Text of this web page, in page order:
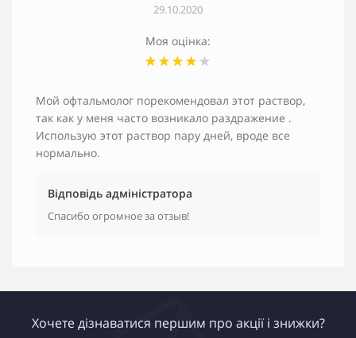
29.10.2020
Моя оцінка:
Мой офтальмолог порекомендовал этот раствор,
так как у меня часто возникало раздражение .
Использую этот раствор пару дней, вроде все
нормально.
Відповідь адміністратора
Спасибо огромное за отзыв!
Хочете дізнаватися першим про акції і знижки?